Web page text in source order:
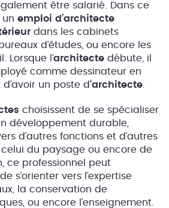
être salarié. Dans ce
un emploi d’architecte
dans les cabinets
d’études, ou encore les
Lorsque l’architecte débute, il
comme dessinateur en
un poste d‘architecte
choisissent de se spécialiser
développement durable,
d’autres fonctions et d’autres
du paysage ou encore de
ce professionnel peut
s’orienter vers l’expertise
la conservation de
ou encore l’enseignement.